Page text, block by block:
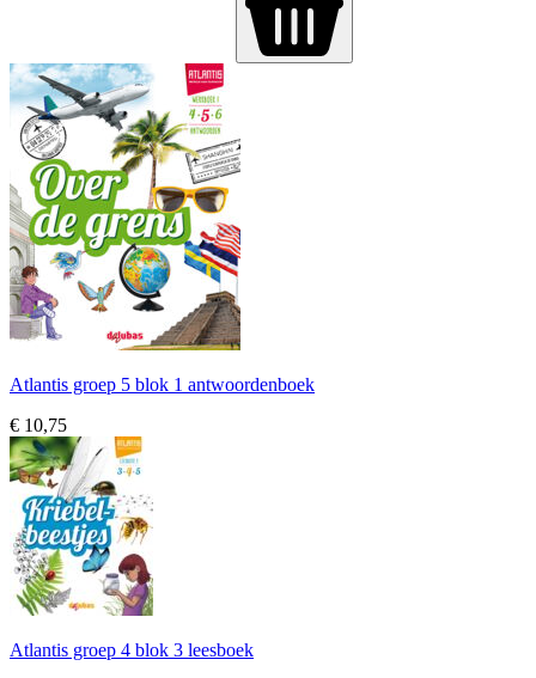
Atlantis groep 5 blok 1 antwoordenboek
€ 10,75
Atlantis groep 4 blok 3 leesboek